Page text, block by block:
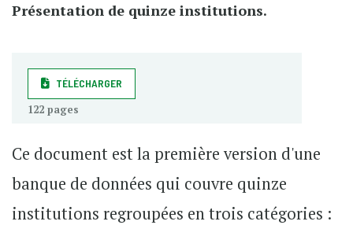
Présentation de quinze institutions.
TÉLÉCHARGER
122 pages
Ce document est la première version d'une
banque de données qui couvre quinze
institutions regroupées en trois catégories :